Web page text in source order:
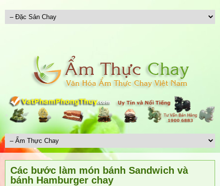
Các bước làm món bánh Sandwich và
bánh Hamburger chay